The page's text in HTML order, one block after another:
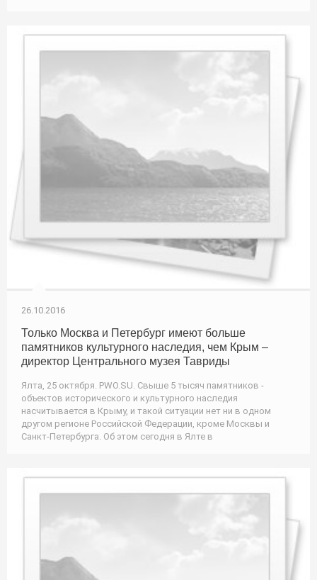
26.10.2016
Только Москва и Петербург имеют больше
памятников культурного наследия, чем Крым –
директор Центрального музея Тавриды
Ялта, 25 октября. PWO.SU. Свыше 5 тысяч памятников -
объектов исторического и культурного наследия
насчитывается в Крыму, и такой ситуации нет ни в одном
другом регионе Российской Федерации, кроме Москвы и
Санкт-Петербурга. Об этом сегодня в Ялте в